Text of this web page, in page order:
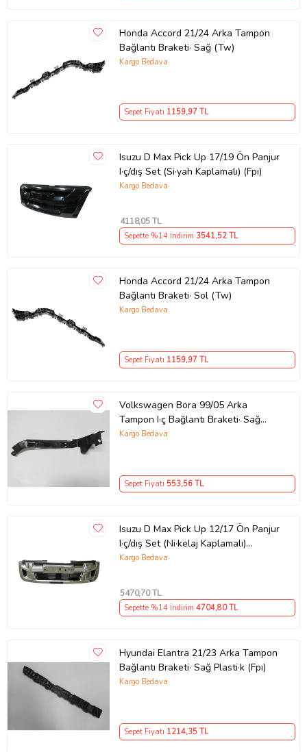
Honda Accord 21/24 Arka Tampon
Bağlantı Braketi· Sağ (Tw)
Kargo Bedava
Sepet Fiyatı 1159,97 TL
Isuzu D Max Pick Up 17/19 Ön Panjur
I·ç/dış Set (Si·yah Kaplamalı) (Fpı)
Kargo Bedava
4118,05 TL
Sepette %14 İndirim 3541,52 TL
Honda Accord 21/24 Arka Tampon
Bağlantı Braketi· Sol (Tw)
Kargo Bedava
Sepet Fiyatı 1159,97 TL
Volkswagen Bora 99/05 Arka
Tampon I·ç Bağlantı Braketi· Sağ
(Yan Kulağa Takılan) (Bfn)
Kargo Bedava
Sepet Fiyatı 553,56 TL
Isuzu D Max Pick Up 12/17 Ön Panjur
I·ç/dış Set (Ni·kelaj Kaplamalı)
(4x4/4x2) (My)
Kargo Bedava
5470,70 TL
Sepette %14 İndirim 4704,80 TL
Hyundai Elantra 21/23 Arka Tampon
Bağlantı Braketi· Sağ Plasti·k (Fpı)
Kargo Bedava
Sepet Fiyatı 1214,35 TL